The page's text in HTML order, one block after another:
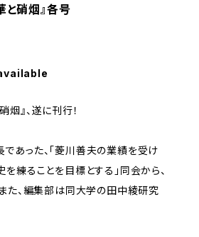
硝烟』各号
』、遂に刊行！
あった、「菱川善夫の業績を受け
練ることを目標とする」同会から、
た、編集部は同大学の田中綾研究